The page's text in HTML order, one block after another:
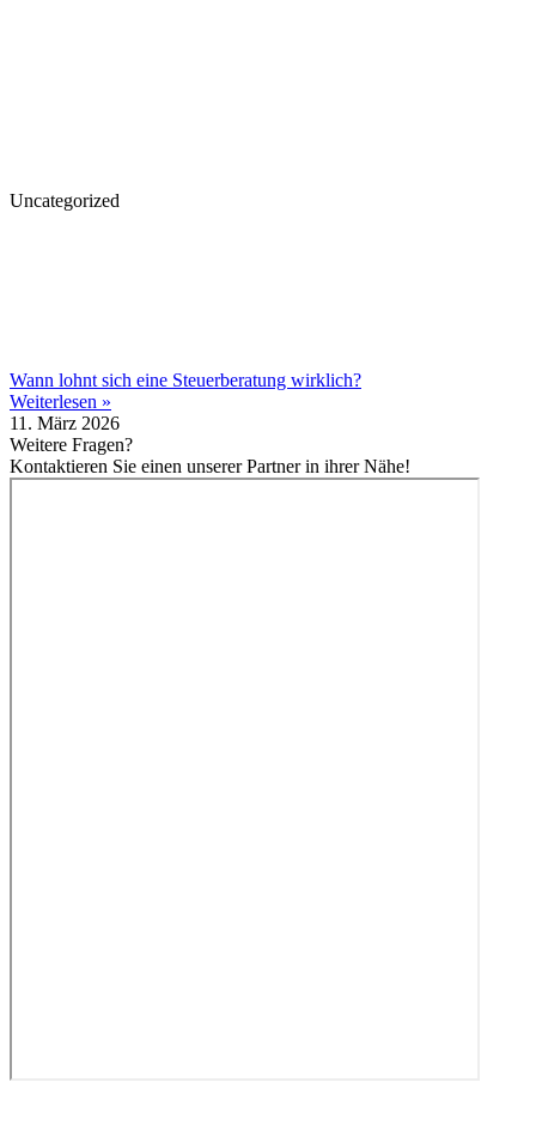
Uncategorized
Wann lohnt sich eine Steuerberatung wirklich?
Weiterlesen »
11. März 2026
Weitere Fragen?
Kontaktieren Sie einen unserer Partner in ihrer Nähe!